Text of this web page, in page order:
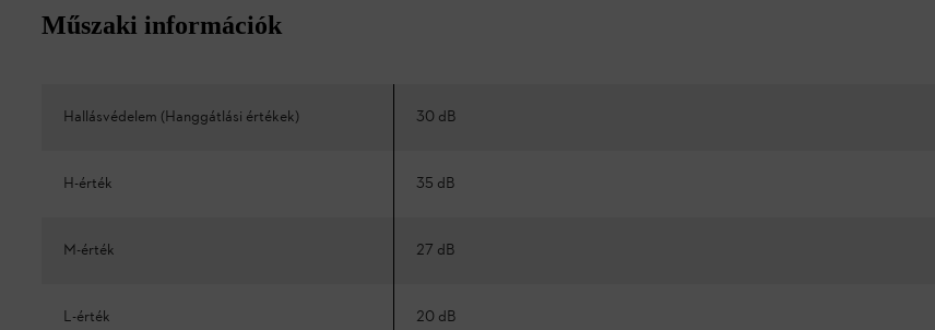
Műszaki információk
Hallásvédelem (Hanggátlási értékek) 30 dB
H-érték 35 dB
M-érték 27 dB
L-érték 20 dB